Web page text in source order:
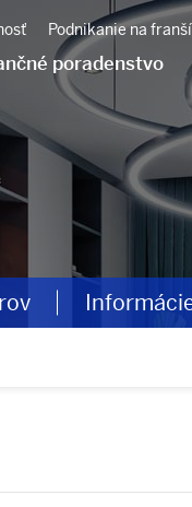
Podnikanie na
poradenstvo